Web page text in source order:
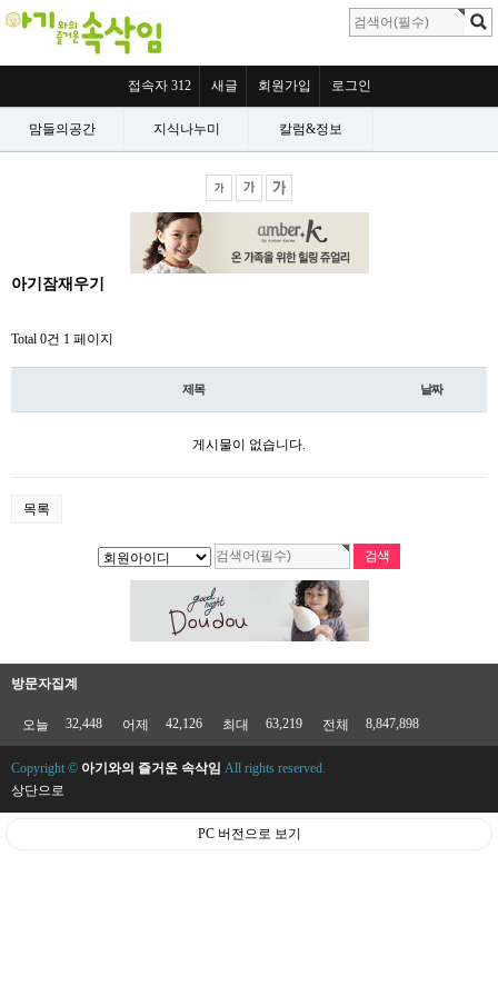
접속자 312 새글 회원가입 로그인
맘들의공간 지식나누미 칼럼&정보
아기잠재우기
Total 0건 1 페이지
제목 날짜
게시물이 없습니다.
목록
방문자집계
오늘 32,448 어제 42,126 최대 63,219 전체 8,847,898
Copyright © 아기와의 즐거운 속삭임 All rights reserved.
상단으로
PC 버전으로 보기